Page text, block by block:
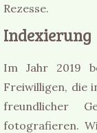
Rezesse.
Indexierung
Im Jahr 2019
Freiwilligen, die
freundlicher
fotografieren.